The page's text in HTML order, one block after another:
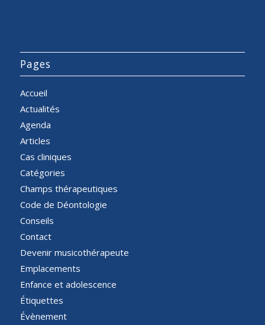
Pages
Accueil
Actualités
Agenda
Articles
Cas cliniques
Catégories
Champs thérapeutiques
Code de Déontologie
Conseils
Contact
Devenir musicothérapeute
Emplacements
Enfance et adolescence
Étiquettes
Évènement